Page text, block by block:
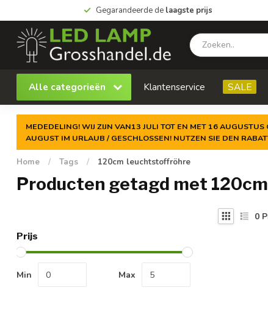
Gegarandeerde de laagste prijs
Alle categorieën Klantenservice SALE
MEDEDELING! WIJ ZIJN VAN13 JULI TOT EN MET 16
AUGUST IM URLAUB / GESCHLOSSEN! NUTZEN SIE DEN
Home / Tags / 120cm leuchtstoffröhre
Producten getagd met
Prijs
Min Max
0